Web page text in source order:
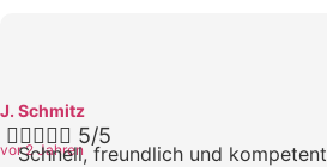
J. Schmitz
vor 2 Jahren
 5/5
Schnell, freundlich und kompetent